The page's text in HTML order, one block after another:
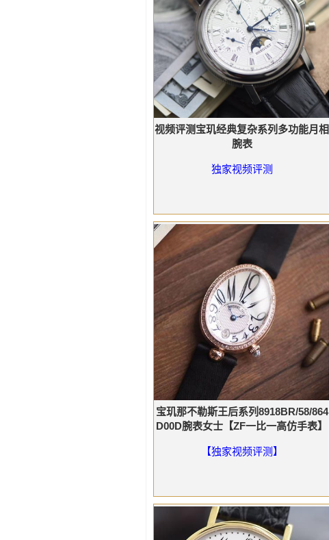
视频评测宝玑经典复杂系列多功能月相
腕表
独家视频评测
宝玑那不勒斯王后系列8918BR/58/864
D00D腕表女士【ZF一比一高仿手表】
【独家视频评测】